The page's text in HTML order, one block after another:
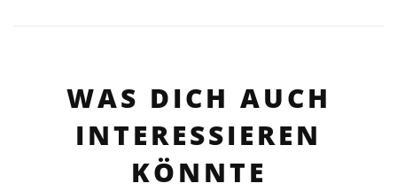
WAS DICH AUCH
INTERESSIEREN
KÖNNTE